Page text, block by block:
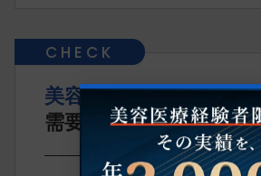
美容皮膚科の医師転職
需要